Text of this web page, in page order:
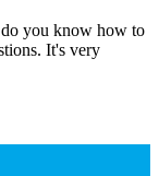
you know how to
It's very